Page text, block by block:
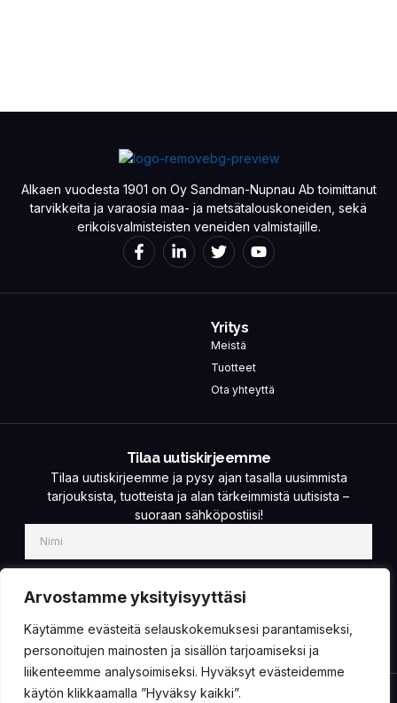
Arvostamme yksityisyyttäsi
Käytämme evästeitä selauskokemuksesi parantamiseksi,
personoitujen mainosten ja sisällön tarjoamiseksi ja
liikenteemme analysoimiseksi. Hyväksyt evästeidemme
käytön klikkaamalla ”Hyväksy kaikki”.
Alkaen vuodesta 1901 on Oy Sandman-Nupnau Ab toimittanut
tarvikkeita ja varaosia maa- ja metsätalouskoneiden, sekä
erikoisvalmisteisten veneiden valmistajille.
Yritys
Meistä
Tuotteet
Ota yhteyttä
Tilaa uutiskirjeemme
Tilaa uutiskirjeemme ja pysy ajan tasalla uusimmista
tarjouksista, tuotteista ja alan tärkeimmistä uutisista –
suoraan sähköpostiisi!
TILAA!